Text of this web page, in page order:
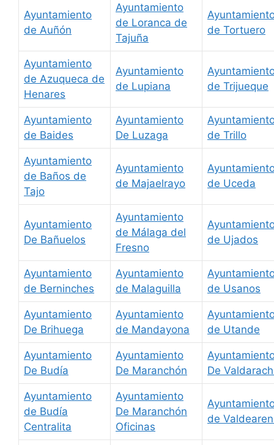
Ayuntamiento
de Auñón
Ayuntamiento
de Loranca de
Tajuña
de Tortuero
Ayuntamiento
de Azuqueca de
Henares
Ayuntamiento
de Lupiana
de Trijueque
Ayuntamiento
de Baides
Ayuntamiento
De Luzaga
de Trillo
Ayuntamiento
de Baños de
Tajo
Ayuntamiento
de Majaelrayo
de Uceda
Ayuntamiento
De Bañuelos
Ayuntamiento
de Málaga del
Fresno
de Ujados
Ayuntamiento
de Berninches
Ayuntamiento
de Malaguilla
de Usanos
Ayuntamiento
De Brihuega
Ayuntamiento
de Mandayona
de Utande
Ayuntamiento
De Budía
Ayuntamiento
De Maranchón
De
Ayuntamiento
de Budía
Centralita
Ayuntamiento
De Maranchón
Oficinas
de